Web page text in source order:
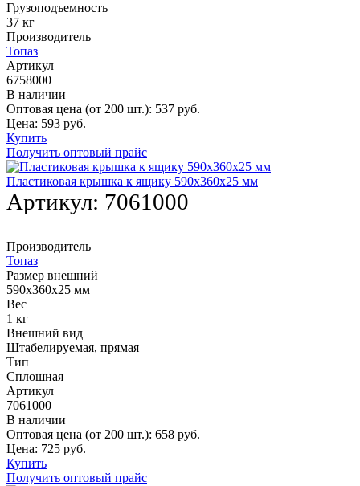
Грузоподъемность
37 кг
Производитель
Топаз
Артикул
6758000
В наличии
Оптовая цена (от 200 шт.): 537 руб.
Цена: 593 руб.
Купить
Получить оптовый прайс
Пластиковая крышка к ящику 590х360х25 мм
Артикул: 7061000
Производитель
Топаз
Размер внешний
590х360х25 мм
Вес
1 кг
Внешний вид
Штабелируемая, прямая
Тип
Сплошная
Артикул
7061000
В наличии
Оптовая цена (от 200 шт.): 658 руб.
Цена: 725 руб.
Купить
Получить оптовый прайс